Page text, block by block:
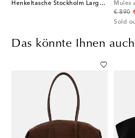
Henkeltasche Stockholm Large aus Leder
Mules
€ 890
Sold
Das könnte Ihnen